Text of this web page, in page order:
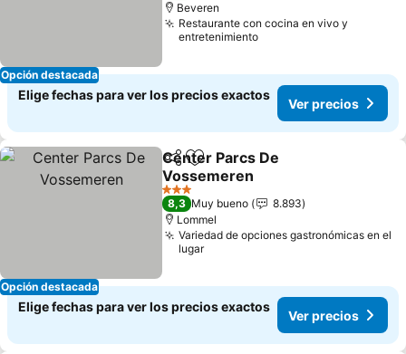
Opción destacada
Beveren
Restaurante con cocina en vivo y
entretenimiento
Elige fechas para ver los precios exactos
Ver precios
Opción destacada
CompartirAgregar a favoritos
Center Parcs De
Vossemeren
3 Estrellas
8,3 Muy bueno
8.893
Lommel
Variedad de opciones gastronómicas en el
lugar
Elige fechas para ver los precios exactos
Ver precios